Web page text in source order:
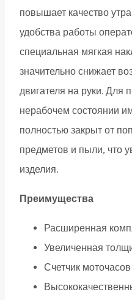
повышает качество
удобства работы
специальная мягкая
значительно снижает
двигателя на руки. Для
нерабочем состоянии
полностью закрыт от
предметов и пыли, что
изделия.
Преимущества
Расширенная
Увеличенная
Счетчик моточасов